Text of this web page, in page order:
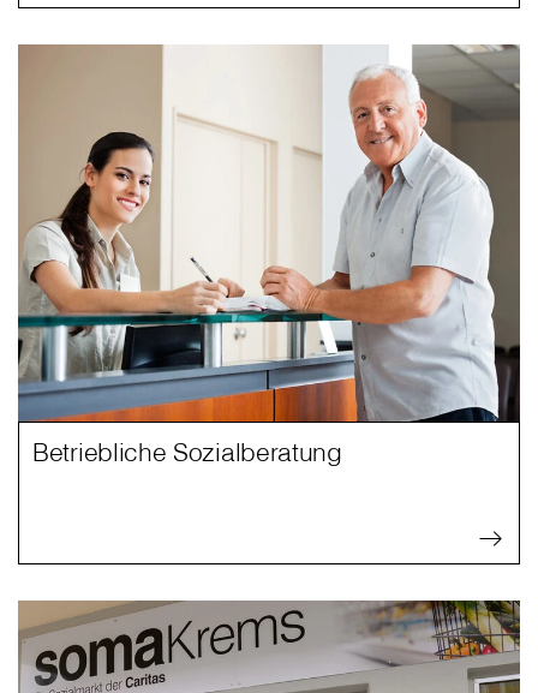
Betriebliche Sozialberatung